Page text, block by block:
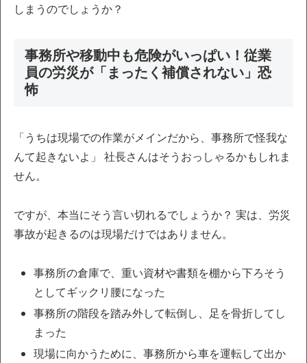
しまうのでしょうか？
事務所や移動中も危険がいっぱい！従業
員の労災が「まったく補償されない」恐
怖
「うちは現場での作業がメインだから、事務所で怪我な
んて起きないよ」 社長さんはそうおっしゃるかもしれま
せん。
ですが、本当にそう言い切れるでしょうか？ 実は、労災
事故が起きるのは現場だけではありません。
事務所の倉庫で、重い資材や書類を棚から下ろそう
としてギックリ腰になった
事務所の階段を踏み外して転倒し、足を骨折してし
まった
現場に向かうために、事務所から車を運転して出か